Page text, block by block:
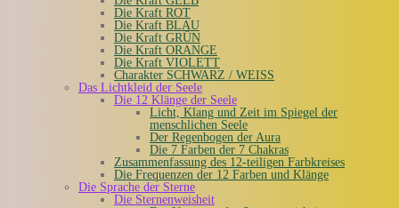
Die Kraft ROT
Die Kraft BLAU
Die Kraft GRÜN
Die Kraft ORANGE
Die Kraft VIOLETT
Charakter SCHWARZ / WEISS
Das Lichtkleid der Seele
Die 12 Klänge der Seele
Licht, Klang und Zeit im Spiegel der
menschlichen Seele
Der Regenbogen der Aura
Die 7 Farben der 7 Chakras
Zusammenfassung des 12-teiligen Farbkreises
Die Frequenzen der 12 Farben und Klänge
Die Sprache der Sterne
Die Sternenweisheit